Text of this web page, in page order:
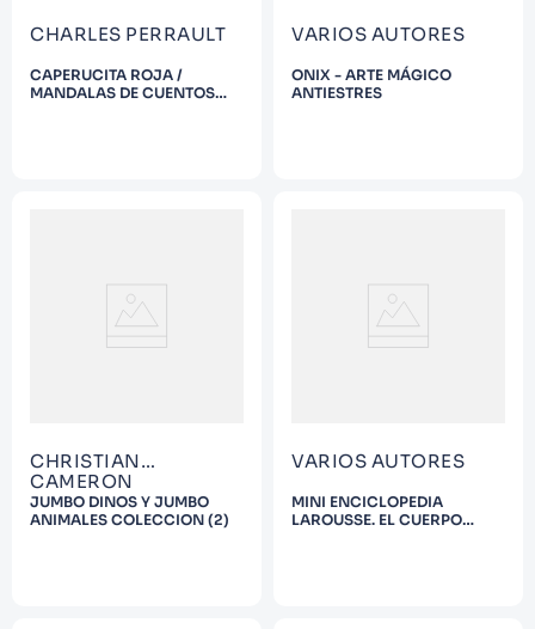
CHARLES PERRAULT
CAPERUCITA ROJA /
MANDALAS DE CUENTOS
VARIOS AUTORES
ONIX - ARTE MÁGICO
ANTIESTRES
CHRISTIAN
CAMERON
JUMBO DINOS Y JUMBO
ANIMALES COLECCION (2)
VARIOS AUTORES
MINI ENCICLOPEDIA
LAROUSSE. EL CUERPO